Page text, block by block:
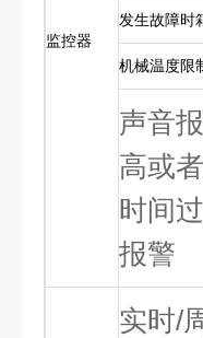
监控器
发生故障时
机械温度限
声音
高或
时间
报警
实时/